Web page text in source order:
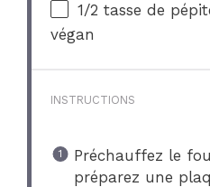
1/2 tasse de
végan
INSTRUCTIONS
Préchauffez le
préparez une